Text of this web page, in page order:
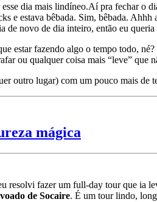
dia mais lindíneo.Aí pra fechar o
e estava bêbada. Sim, bêbada.
novo de dia inteiro, então eu queria
estar fazendo algo o tempo todo,
ou qualquer coisa mais “leve”
outro lugar) com um pouco mais de
mágica
resolvi fazer um full-day tour que ia
de Socaire. É um tour lindo,